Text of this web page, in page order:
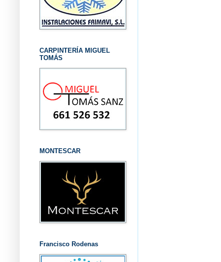
CARPINTERÍA MIGUEL
TOMÁS
MONTESCAR
Francisco Rodenas